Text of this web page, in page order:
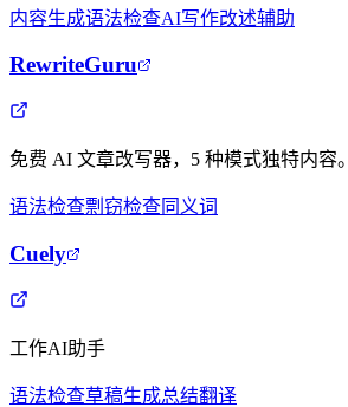
内容生成语法检查AI写作改述辅助
RewriteGuru
免费 AI 文章改写器，5 种模式独特内容。
语法检查剽窃检查同义词
Cuely
工作AI助手
语法检查草稿生成总结翻译